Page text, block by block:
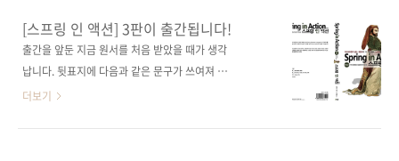
로 다루고 있는 부분은 리액티브 프로그래밍입
니다. 특히, 새로운 리액티브 웹 프레임워크인 스
프링 WebFlux에 주목하고 있습니다. W..
edition)(ISBN: 9781617291203)저자명 크레
이그 월즈역자명 테크 트랜스 그룹 T4출판일
2015년 12월 29일페이지 752쪽시리즈 (없음)
가 35,000원ISBN 979-11-85890-38-8
(93000)키워드 spring, 자바, 와이어링, 애스펙
[스프링 인 액션] 3판이 출간됩니다!
출간을 앞둔 지금 원서를 처음 받았을 때가 생각
납니다. 뒷표지에 다음과 같은 문구가 쓰여져 깜
짝 놀랐었는데요. Nearly 100,000
더보기